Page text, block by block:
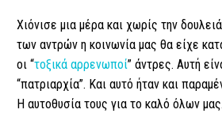
Χιόνισε μια μέρα και χωρίς την
των αντρών η κοινωνία μας θα είχε
οι “τοξικά αρρενωποί” άντρες. Αυτή
“πατριαρχία”. Και αυτό ήταν και
Η αυτοθυσία τους για το καλό όλων